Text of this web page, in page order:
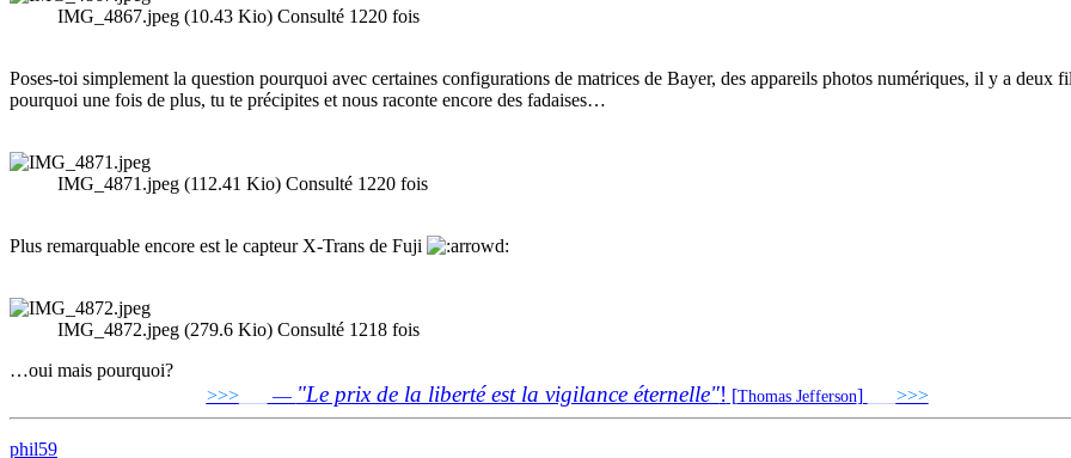
IMG_4867.jpeg (10.43 Kio) Consulté 1220 fois
Poses-toi simplement la question pourquoi avec certaines configurations de matrices de Bayer, des appareils photos numériques, il y a
pourquoi une fois de plus, tu te précipites et nous raconte encore des fadaises…
IMG_4871.jpeg (112.41 Kio) Consulté 1220 fois
Plus remarquable encore est le capteur X-Trans de Fuji
IMG_4872.jpeg (279.6 Kio) Consulté 1218 fois
…oui mais pourquoi?
>>>___ — "Le prix de la liberté est la vigilance éternelle"! [Thomas Jefferson] >>>
phil59